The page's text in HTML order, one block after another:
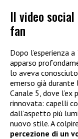
Il video
fan
Dopo l’esperienza a
apparso
lo aveva
emerso già durante
Canale 5, dove
rinnovata: capelli
dall’aspetto più
nuovo stile. A
percezione di un